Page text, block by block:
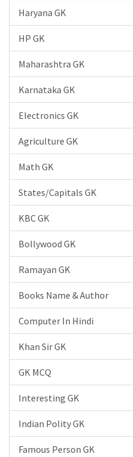
Haryana GK
HP GK
Maharashtra GK
Karnataka GK
Electronics GK
Agriculture GK
Math GK
States/Capitals GK
KBC GK
Bollywood GK
Ramayan GK
Books Name & Author
Computer In Hindi
Khan Sir GK
GK MCQ
Interesting GK
Indian Polity GK
Famous Person GK